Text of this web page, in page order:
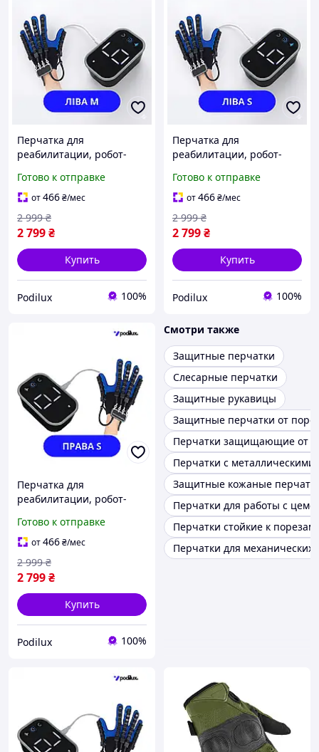
Перчатка для
реабилитации, робот-
тренажер для руки и
пальцев с зеркальной
перчаткой, Лева M
Готово к отправке
от466₴/мес
2 799₴
2 999 ₴
Купить
Podilux 100%
Перчатка для
реабилитации, робот-
тренажер для руки и
пальцев с зеркальной
перчаткой, Левая S
Готово к отправке
от466₴/мес
2 799₴
2 999 ₴
Купить
Podilux 100%
Перчатка для
реабилитации, робот-
тренажер для руки и
пальцев с зеркальной
перчаткой, Правая S
Готово к отправке
от466₴/мес
2 799₴
2 999 ₴
Купить
Podilux 100%
Смотри также
Защитные перчатки
Слесарные перчатки
Защитные рукавицы
Защитные перчатки от
Перчатки защищающие от
Перчатки с металлическими
Защитные кожаные
Перчатки для работы с
Перчатки стойкие к порезам
Перчатки для механических